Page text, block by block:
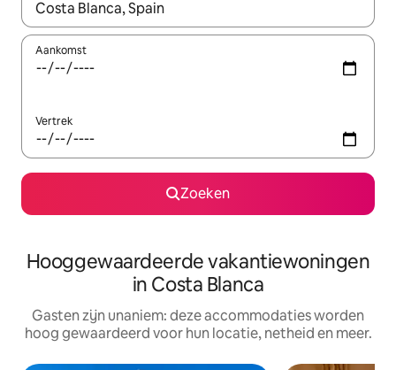
Wanneer er resultaten beschikbaar zijn, maak je een keuze
Aankomst
Vertrek
Zoeken
Hooggewaardeerde vakantiewoningen
in Costa Blanca
Gasten zijn unaniem: deze accommodaties worden
hoog gewaardeerd voor hun locatie, netheid en meer.